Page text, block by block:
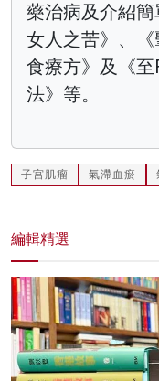
藥治病及介紹
女人之苦》、
食療方》及《
法》等。
子宮肌瘤 氣滯血瘀
編輯精選